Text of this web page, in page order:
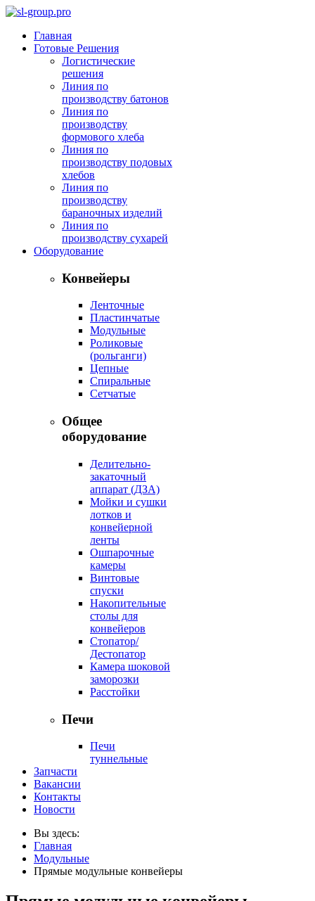
Главная
Готовые Решения
Логистические
решения
Линия по
производству батонов
Линия по
производству
формового хлеба
Линия по
производству подовых
хлебов
Линия по
производству
бараночных изделий
Линия по
производству сухарей
Оборудование
Конвейеры
Ленточные
Пластинчатые
Модульные
Роликовые
(рольганги)
Цепные
Спиральные
Сетчатые
Общее
оборудование
Делительно-
закаточный
аппарат (ДЗА)
Мойки и сушки
лотков и
конвейерной
ленты
Ошпарочные
камеры
Винтовые
спуски
Накопительные
столы для
конвейеров
Стопатор/
Дестопатор
Камера шоковой
заморозки
Расстойки
Печи
Печи
туннельные
Запчасти
Вакансии
Контакты
Новости
Вы здесь:
Главная
Модульные
Прямые модульные конвейеры